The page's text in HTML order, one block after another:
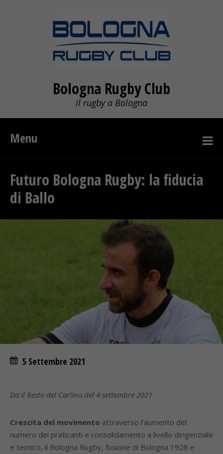
Bologna Rugby Club
il rugby a Bologna
Menu
Futuro Bologna Rugby: la fiducia
di Ballo
5 Settembre 2021
Da Il Resto del Carlino del 4 settembre 2021
Crescita del movimento attraverso l’aumento del
numero dei praticanti e consolidamento a livello dirigenziale
e tecnico, il Bologna Rugby, fusione di Bologna 1928 e